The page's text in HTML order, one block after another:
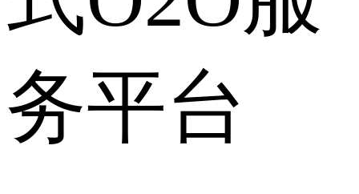
务平台